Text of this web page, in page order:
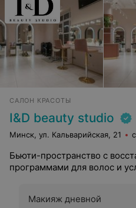
САЛОН КРАСОТЫ
I&D beauty studio
Минск, ул. Кальварийская, 21
Бьюти-пространство с
программами для волос и
Макияж дневной